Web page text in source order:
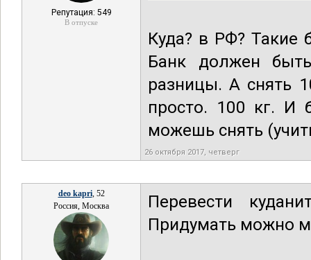
Репутация: 549
В отпуске
Куда? в РФ? Такие
Банк должен
разницы. А снять
просто. 100 кг. И
можешь снять
26 октября 2017, четверг
deo kapri, 52
Россия, Москва
Перевести
Придумать можно